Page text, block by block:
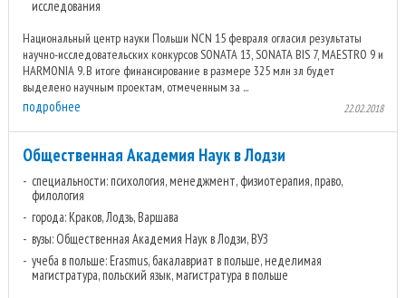
исследования
Национальный центр науки Польши NCN 15 февраля огласил результаты
научно-исследовательских конкурсов SONATA 13, SONATA BIS 7, MAESTRO 9 и
HARMONIA 9. В итоге финансирование в размере 325 млн зл будет
выделено научным проектам, отмеченным за ...
подробнее 22.02.2018
Общественная Академия Наук в Лодзи
специальности: психология, менеджмент, физиотерапия, право,
филология
города: Краков, Лодзь, Варшава
вузы: Общественная Академия Наук в Лодзи, ВУЗ
учеба в польше: Erasmus, бакалавриат в польше, неделимая
магистратура, польский язык, магистратура в польше